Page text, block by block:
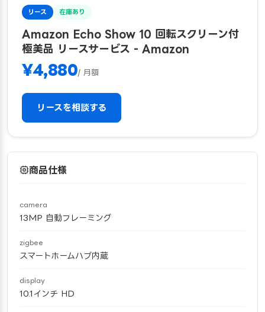
リース 在庫あり
Amazon Echo Show 10 回転スクリーン付
極美品 リースサービス - Amazon
¥4,880/ 月額
リースを相談する
商品仕様
camera
13MP 自動フレーミング
zigbee
スマートホームハブ内蔵
display
10.1インチ HD